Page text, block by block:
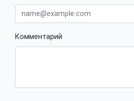
Комментарий